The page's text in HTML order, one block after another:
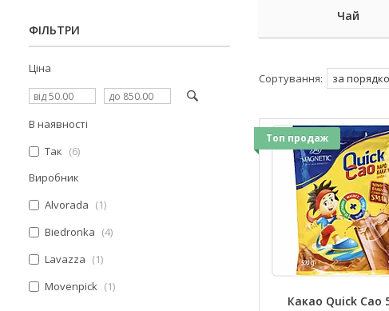
Чай
Топ продаж
Какао Quick Cao
ФІЛЬТРИ
Ціна
В наявності
Так
6
Виробник
Alvorada
1
Biedronka
4
Lavazza
1
Movenpick
1